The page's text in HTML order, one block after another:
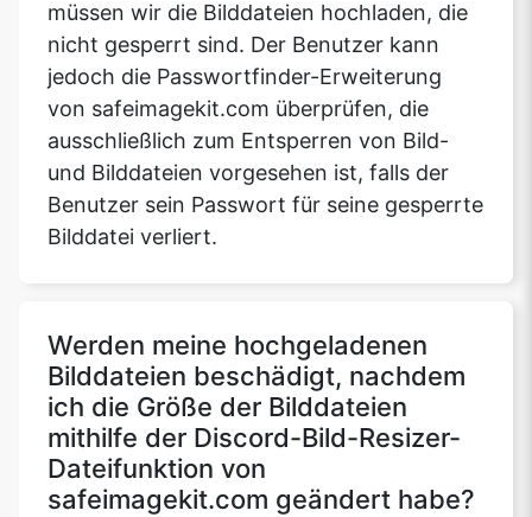
müssen wir die Bilddateien hochladen, die
nicht gesperrt sind. Der Benutzer kann
jedoch die Passwortfinder-Erweiterung
von safeimagekit.com überprüfen, die
ausschließlich zum Entsperren von Bild-
und Bilddateien vorgesehen ist, falls der
Benutzer sein Passwort für seine gesperrte
Bilddatei verliert.
Werden meine hochgeladenen
Bilddateien beschädigt, nachdem
ich die Größe der Bilddateien
mithilfe der Discord-Bild-Resizer-
Dateifunktion von
safeimagekit.com geändert habe?